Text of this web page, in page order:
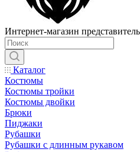
Интернет-магазин
Каталог
Костюмы
Костюмы тройки
Костюмы двойки
Брюки
Пиджаки
Рубашки
Рубашки с длинным рукавом